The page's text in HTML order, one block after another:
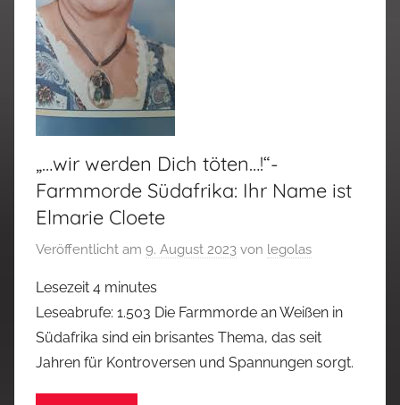
„…wir werden Dich töten…!“-
Farmmorde Südafrika: Ihr Name ist
Elmarie Cloete
Veröffentlicht am 9. August 2023 von legolas
Lesezeit 4 minutes
Leseabrufe: 1.503 Die Farmmorde an Weißen in
Südafrika sind ein brisantes Thema, das seit
Jahren für Kontroversen und Spannungen sorgt.